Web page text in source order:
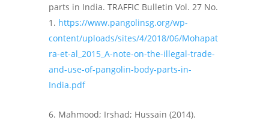
parts in India. TRAFFIC Bulletin Vol. 27 No.
1. https://www.pangolinsg.org/wp-
content/uploads/sites/4/2018/06/Mohapat
ra-et-al_2015_A-note-on-the-illegal-trade-
and-use-of-pangolin-body-parts-in-
India.pdf
Mahmood; Irshad; Hussain (2014).